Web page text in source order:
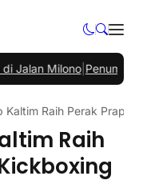
Milono |Penumpang
Kaltim Raih Perak
Raih